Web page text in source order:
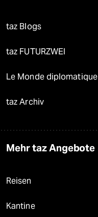
taz Blogs
taz FUTURZWEI
Le Monde diplomatique
taz Archiv
Mehr taz Angebote
Reisen
Kantine